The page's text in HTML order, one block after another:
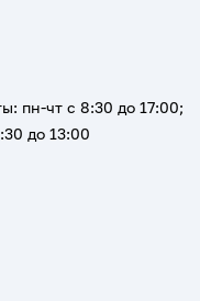
пн-чт с 8:30 до 17:00;
до 13:00